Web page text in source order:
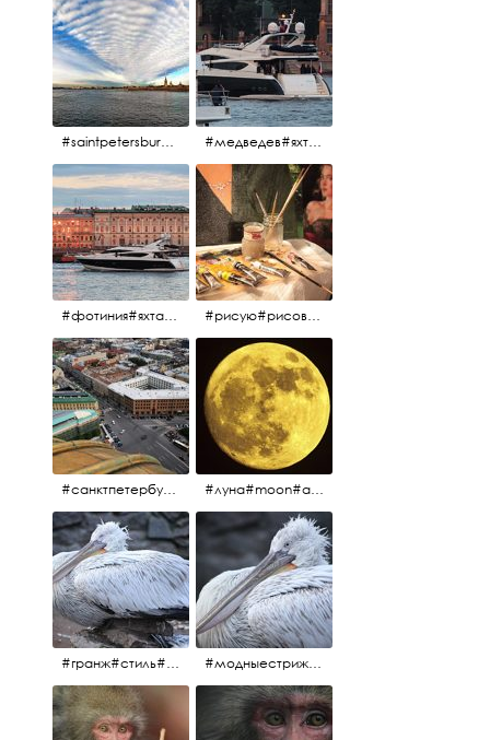
#saintpetersburg #санктпетербург#нева#троицкиймост#питерскоеутро#петропавловскаякрепость #медведев#яхты#алыепаруса2023#белыеночи2013#санктпетербург #яхтафотиния#yacht#yachtphotinia
#фотиния#яхтафотиния#дмитриймедведев#медведев#яхта#алыепаруса2013#2013#алыепаруса #нева#санктпетербург #yachtphotinia#yacht #рисую#рисовать#краскихолстмасло#картина#холст#кисточки#палитра#художник#портрет#aplgallery
#санктпетербург #исаакиевскийсобор #исакий #луна#moon#апрельскаялуна#санктпетербург
#гранж#стиль#тренд#тренд2017 #модныестрижки#санктпетербург #пеликан #птицы#причёски #модныестрижки#стильныестрижки#причёски#зоопарк #пеликан#санктпетербург #причёскиподуше